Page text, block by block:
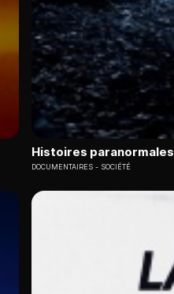
Histoires paranormales
DOCUMENTAIRES SOCIÉTÉ